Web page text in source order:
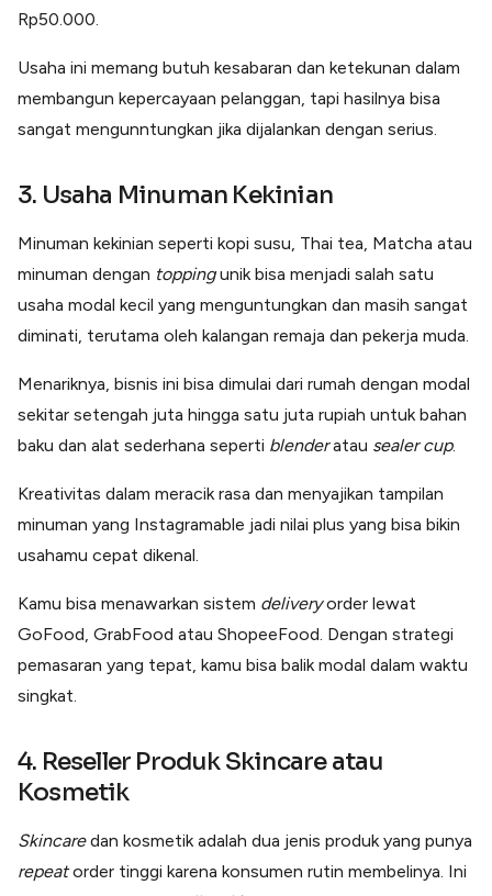
Rp50.000.
Usaha ini memang butuh kesabaran dan ketekunan dalam
membangun kepercayaan pelanggan, tapi hasilnya bisa
sangat mengunntungkan jika dijalankan dengan serius.
3. Usaha Minuman Kekinian
Minuman kekinian seperti kopi susu, Thai tea, Matcha atau
minuman dengan toppingunik bisa menjadi salah satu
usaha modal kecil yang menguntungkan dan masih sangat
diminati, terutama oleh kalangan remaja dan pekerja muda.
Menariknya, bisnis ini bisa dimulai dari rumah dengan modal
sekitar setengah juta hingga satu juta rupiah untuk bahan
baku dan alat sederhana seperti blenderatau sealer cup.
Kreativitas dalam meracik rasa dan menyajikan tampilan
minuman yang Instagramable jadi nilai plus yang bisa bikin
usahamu cepat dikenal.
Kamu bisa menawarkan sistem deliveryorder lewat
GoFood, GrabFood atau ShopeeFood. Dengan strategi
pemasaran yang tepat, kamu bisa balik modal dalam waktu
singkat.
4. Reseller Produk Skincare atau
Kosmetik
Skincaredan kosmetik adalah dua jenis produk yang punya
repeatorder tinggi karena konsumen rutin membelinya. Ini